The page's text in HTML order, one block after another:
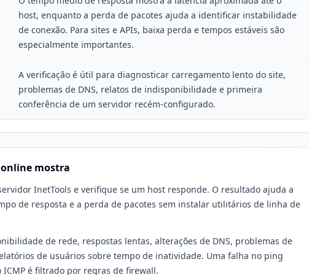
host, enquanto a perda de pacotes ajuda a identificar instabilidade
de conexão. Para sites e APIs, baixa perda e tempos estáveis são
especialmente importantes.
A verificação é útil para diagnosticar carregamento lento do site,
problemas de DNS, relatos de indisponibilidade e primeira
conferência de um servidor recém-configurado.
mostra
InetTools e verifique se um host responde. O resultado ajuda a
de resposta e a perda de pacotes sem instalar utilitários de linha de
de rede, respostas lentas, alterações de DNS, problemas de
de usuários sobre tempo de inatividade. Uma falha no ping
é filtrado por regras de firewall.